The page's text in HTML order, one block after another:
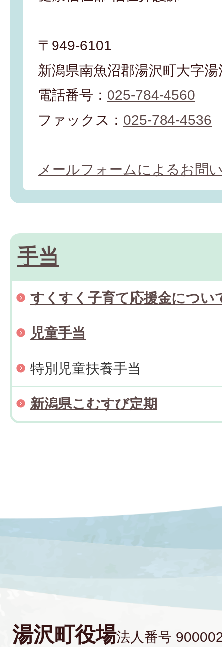
〒949-6101
新潟県南魚沼郡湯沢町大字
電話番号： 025-784-4560
ファックス： 025-784-4536
メールフォームによるお問
手当
すくすく子育て応援金につい
児童手当
特別児童扶養手当
新潟県こむすび定期
湯沢町役場法人番号